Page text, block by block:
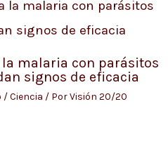
la malaria con parásitos
signos de eficacia
/Ciencia / PorVisión 20/20